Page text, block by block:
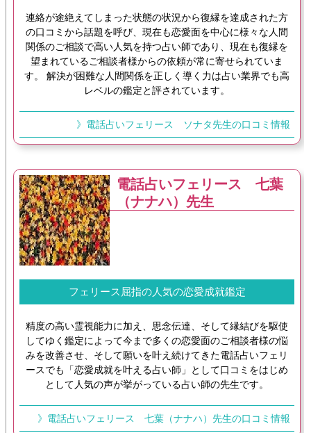
連絡が途絶えてしまった状態の状況から復縁を達成された方
の口コミから話題を呼び、現在も恋愛面を中心に様々な人間
関係のご相談で高い人気を持つ占い師であり、現在も復縁を
望まれているご相談者様からの依頼が常に寄せられていま
す。 解決が困難な人間関係を正しく導く力は占い業界でも高
レベルの鑑定と評されています。
》電話占いフェリース ソナタ先生の口コミ情報
電話占いフェリース 七葉
（ナナハ）先生
フェリース屈指の人気の恋愛成就鑑定
精度の高い霊視能力に加え、思念伝達、そして縁結びを駆使
してゆく鑑定によって今まで多くの恋愛面のご相談者様の悩
みを改善させ、そして願いを叶え続けてきた電話占いフェリ
ースでも「恋愛成就を叶える占い師」として口コミをはじめ
として人気の声が挙がっている占い師の先生です。
》電話占いフェリース 七葉（ナナハ）先生の口コミ情報